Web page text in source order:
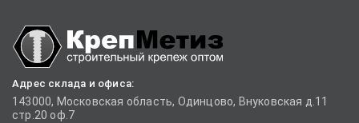
Адрес склада и офиса:
143000, Московская область, Одинцово, Внуковская д.11
стр.20 оф.7